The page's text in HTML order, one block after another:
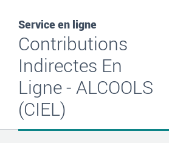
Service en ligne
Contributions
Indirectes En
Ligne - ALCOOLS
(CIEL)